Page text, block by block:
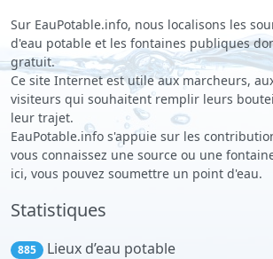
Sur EauPotable.info, nous localisons les
d'eau potable et les fontaines publiques
gratuit.
Ce site Internet est utile aux marcheurs,
visiteurs qui souhaitent remplir leurs
leur trajet.
EauPotable.info s'appuie sur les
vous connaissez une source ou une
ici, vous pouvez soumettre un point d'eau.
Statistiques
885 Lieux d’eau potable